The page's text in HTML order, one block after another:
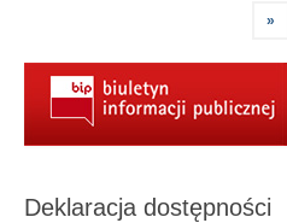
»
Deklaracja dostępności